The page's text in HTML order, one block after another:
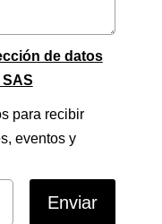
de datos
para recibir
eventos y
Enviar